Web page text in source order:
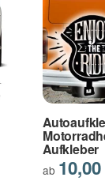
Aufkleber
ab